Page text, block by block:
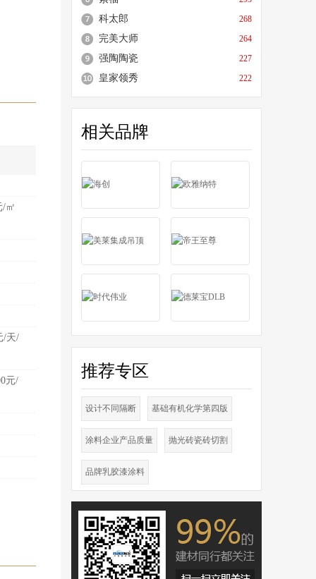
/㎡
/天/
元/
科太郎 268
完美大师 264
强陶陶瓷 227
皇家领秀 222
相关品牌
推荐专区
设计不同隔断 基础有机化学第四版
涂料企业产品质量 抛光砖瓷砖切割
品牌乳胶漆涂料